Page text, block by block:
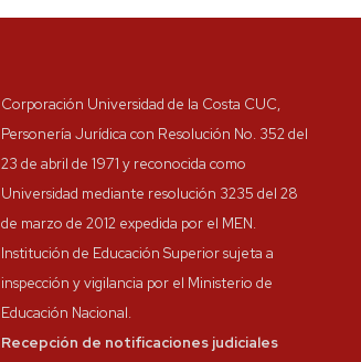
Corporación Universidad de la Costa CUC,
Personería Jurídica con Resolución No. 352 del
23 de abril de 1971 y reconocida como
Universidad mediante resolución 3235 del 28
de marzo de 2012 expedida por el MEN.
Institución de Educación Superior sujeta a
inspección y vigilancia por el Ministerio de
Educación Nacional.
Recepción de notificaciones judiciales